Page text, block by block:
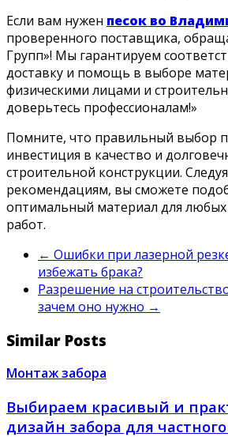
Если вам нужен песок во
проверенного поставщика,
Групп»! Мы гарантируем
доставку и помощь в выборе
физическими лицами и
доверьтесь профессионалам!»
Помните, что правильный выбор
инвестиция в качество и
строительной конструкции.
рекомендациям, вы сможете
оптимальный материал для
работ.
← Ошибки при лазерной
избежать брака?
Разрешение на
зачем оно нужно →
Similar Posts
Монтаж забора
Выбираем красивый и
дизайн забора для